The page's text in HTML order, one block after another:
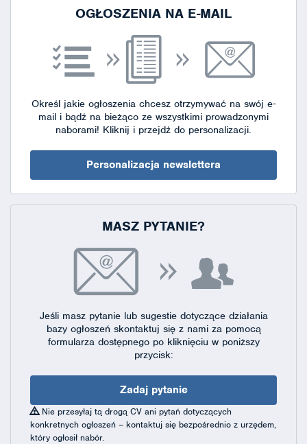
OGŁOSZENIA NA E-MAIL
Określ jakie ogłoszenia chcesz otrzymywać na swój e-
mail i bądź na bieżąco ze wszystkimi prowadzonymi
naborami! Kliknij i przejdź do personalizacji.
Personalizacja newslettera
MASZ PYTANIE?
Jeśli masz pytanie lub sugestie dotyczące działania
bazy ogłoszeń skontaktuj się z nami za pomocą
formularza dostępnegopo kliknięciu w poniższy
przycisk:
Zadaj pytanie
Nie przesyłaj tą drogą CV ani pytań dotyczących
konkretnych ogłoszeń – kontaktuj się bezpośrednio z urzędem,
który ogłosił nabór.